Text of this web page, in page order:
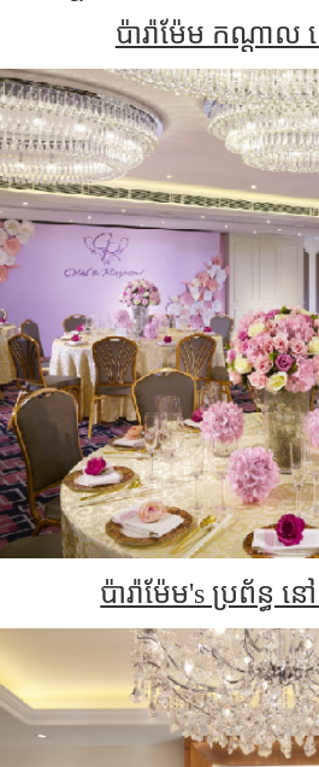
ប៉ារ៉ាម៉ែម កណ្ដាល
ប៉ារ៉ាម៉ែម's ប្រព័ន្ធ ន